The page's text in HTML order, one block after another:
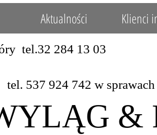
Aktualności Klienci
Góry tel.32 284
742 w
&